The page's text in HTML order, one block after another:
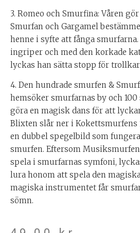
3. Romeo och Smurfina: Våren
Smurfan och Gargamel
henne i syfte att fånga
ingriper och med den korkade
lyckas han sätta stopp för
4. Den hundrade smurfen &
hemsöker smurfarnas by och
göra en magisk dans för att
Blixten slår ner i
en dubbel spegelbild som
smurfen. Eftersom
spela i smurfarnas symfoni,
lura honom att spela den
magiska instrumentet får
sömn.